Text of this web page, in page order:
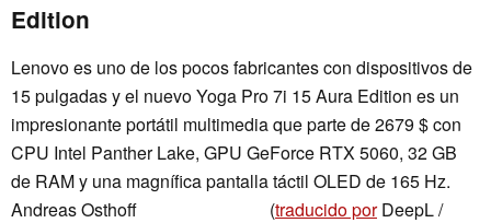
Edition
Lenovo es uno de los pocos fabricantes con dispositivos de
15 pulgadas y el nuevo Yoga Pro 7i 15 Aura Edition es un
impresionante portátil multimedia que parte de 2679 $ con
CPU Intel Panther Lake, GPU GeForce RTX 5060, 32 GB
de RAM y una magnífica pantalla táctil OLED de 165 Hz.
Andreas Osthoff
(traducido porDeepL /